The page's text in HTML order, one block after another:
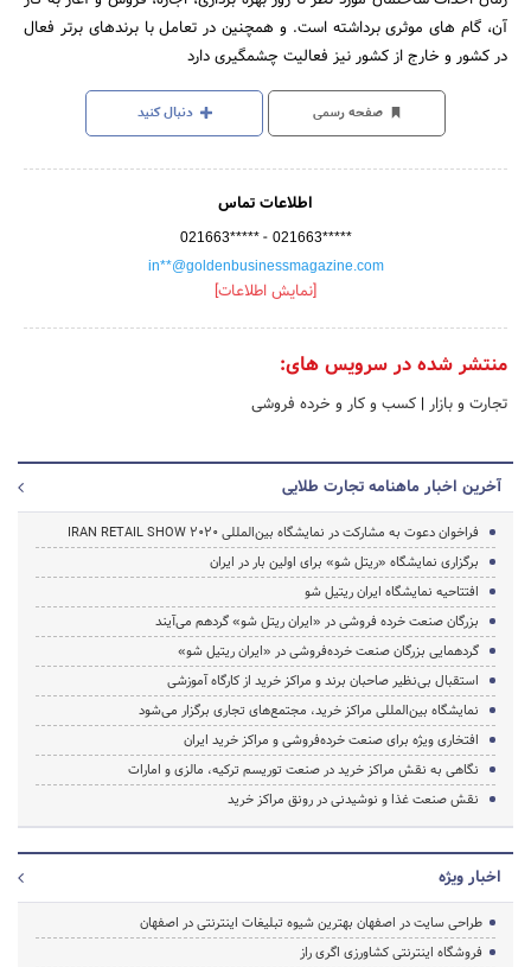
آن، گام ­های موثری برداشته است. و همچنین در تعامل با برندهای برتر فعال
در کشور و خارج از کشور نیز فعالیت چشمگیری دارد
صفحه رسمی دنبال کنید
اطلاعات تماس
021663***** - 021663*****
in**@goldenbusinessmagazine.com
[نمایش اطلاعات]
منتشر شده در سرویس های:
تجارت و بازار | کسب و کار و خرده فروشی
آخرین اخبار ماهنامه تجارت طلایی
فراخوان دعوت به مشارکت در نمایشگاه بین‌المللی IRAN RETAIL SHOW 2020
برگزاری نمایشگاه «ریتل شو» برای اولین بار در ایران
افتتاحیه نمایشگاه ایران ریتیل شو
بزرگان صنعت خرده فروشی در «ایران ریتل شو» گردهم می‌آیند
گردهمایی بزرگان صنعت خرده‌فروشی در «ایران ریتیل شو»
استقبال بی‌نظیر صاحبان برند و مراکز خرید از کارگاه آموزشی
نمایشگاه بین‌المللی مراکز خرید، مجتمع‌های تجاری برگزار می‌شود
افتخاری ویژه برای صنعت خرده‌فروشی و مراکز خرید ایران
نگاهی به نقش مراکز خرید در صنعت توریسم ترکیه، مالزی و امارات
نقش صنعت غذا و نوشیدنی در رونق مراکز خرید
اخبار ویژه
طراحی سایت در اصفهان بهترین شیوه تبلیغات اینترنتی در اصفهان
فروشگاه اینترنتی کشاورزی اگری راز